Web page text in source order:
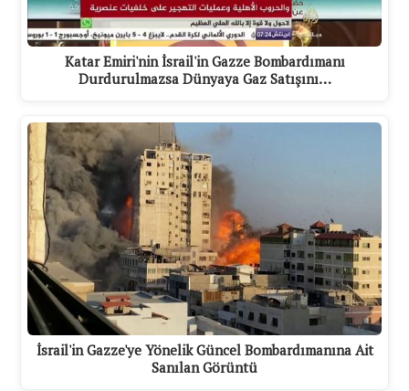
Katar Emiri'nin İsrail'in Gazze Bombardımanı
Durdurulmazsa Dünyaya Gaz Satışını…
İsrail'in Gazze'ye Yönelik Güncel Bombardımanına Ait
Sanılan Görüntü